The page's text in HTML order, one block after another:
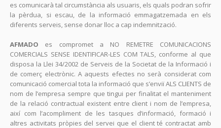
es comunicarà tal circumstància als usuaris, els quals podran sofrir
la pèrdua, si escau, de la informació emmagatzemada en els
diferents serveis, sense donar lloc a cap indemnització.
AFMADO es compromet a NO REMETRE COMUNICACIONS
COMERCIALS SENSE IDENTIFICAR-LES COM TALS, conforme al que
disposa la Llei 34/2002 de Serveis de la Societat de la Informació i
de comerç electrònic. A aquests efectes no serà considerat com
comunicació comercial tota la informació que s’enviï ALS CLIENTS de
nom de l’empresa sempre que tingui per finalitat el manteniment
de la relació contractual existent entre client i nom de l’empresa,
així com l’acompliment de les tasques d’informació, formació i
altres activitats pròpies del servei que el client té contractat amb